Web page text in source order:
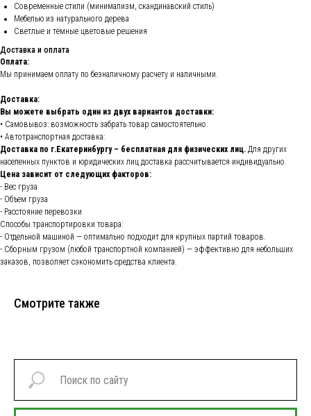
Современные стили (минимализм, скандинавский стиль)
Мебелью из натурального дерева
Светлые и тёмные цветовые решения
Доставка и оплата
Оплата:
Мы принимаем оплату по безналичному расчету и наличными.
Доставка:
Вы можете выбрать один из двух вариантов доставки:
• Самовывоз: возможность забрать товар самостоятельно.
• Автотранспортная доставка:
Доставка по г.Екатеринбургу – бесплатная для физических лиц. Для других
населенных пунктов и юридических лиц доставка рассчитывается индивидуально.
Цена зависит от следующих факторов:
- Вес груза
- Объем груза
- Расстояние перевозки
Способы транспортировки товара:
- Отдельной машиной — оптимально подходит для крупных партий товаров.
- Сборным грузом (любой транспортной компанией) — эффективно для небольших
заказов, позволяет сэкономить средства клиента.
Смотрите также